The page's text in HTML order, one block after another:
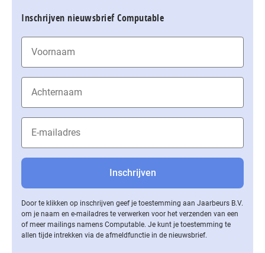
Inschrijven nieuwsbrief Computable
Door te klikken op inschrijven geef je toestemming aan Jaarbeurs B.V.
om je naam en e-mailadres te verwerken voor het verzenden van een
of meer mailings namens Computable. Je kunt je toestemming te
allen tijde intrekken via de af­meld­func­tie in de nieuwsbrief.